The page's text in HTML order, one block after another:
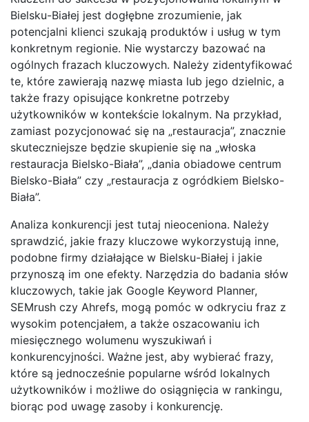
Bielsku-Białej jest dogłębne zrozumienie, jak
potencjalni klienci szukają produktów i usług w tym
konkretnym regionie. Nie wystarczy bazować na
ogólnych frazach kluczowych. Należy zidentyfikować
te, które zawierają nazwę miasta lub jego dzielnic, a
także frazy opisujące konkretne potrzeby
użytkowników w kontekście lokalnym. Na przykład,
zamiast pozycjonować się na „restauracja”, znacznie
skuteczniejsze będzie skupienie się na „włoska
restauracja Bielsko-Biała”, „dania obiadowe centrum
Bielsko-Biała” czy „restauracja z ogródkiem Bielsko-
Biała”.
Analiza konkurencji jest tutaj nieoceniona. Należy
sprawdzić, jakie frazy kluczowe wykorzystują inne,
podobne firmy działające w Bielsku-Białej i jakie
przynoszą im one efekty. Narzędzia do badania słów
kluczowych, takie jak Google Keyword Planner,
SEMrush czy Ahrefs, mogą pomóc w odkryciu fraz z
wysokim potencjałem, a także oszacowaniu ich
miesięcznego wolumenu wyszukiwań i
konkurencyjności. Ważne jest, aby wybierać frazy,
które są jednocześnie popularne wśród lokalnych
użytkowników i możliwe do osiągnięcia w rankingu,
biorąc pod uwagę zasoby i konkurencję.